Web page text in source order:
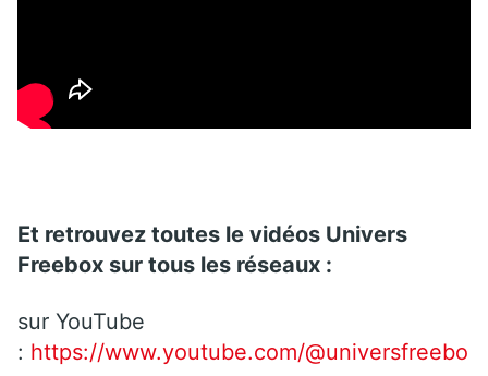
Et retrouvez toutes le vidéos Univers
Freebox sur tous les réseaux :
sur YouTube
: https://www.youtube.com/@universfreebo